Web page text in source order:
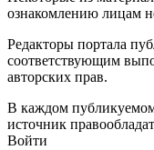
ознакомлению лицам
Редакторы портала
соответствующим
авторских прав.
В каждом публикуемом
источник
Войти